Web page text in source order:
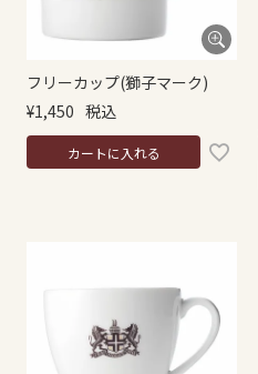
フリーカップ(獅子マーク)
¥1,450 税込
カートに入れる